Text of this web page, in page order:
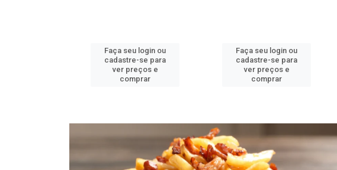
Faça seu login ou
cadastre-se para
ver preços e
comprar
Faça seu login ou
cadastre-se para
ver preços e
comprar